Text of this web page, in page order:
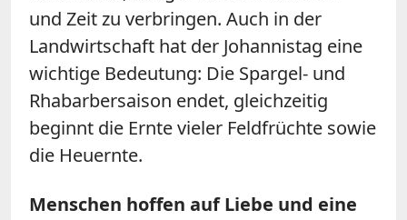
und Zeit zu verbringen. Auch in der
Landwirtschaft hat der Johannistag eine
wichtige Bedeutung: Die Spargel- und
Rhabarbersaison endet, gleichzeitig
beginnt die Ernte vieler Feldfrüchte sowie
die Heuernte.
Menschen hoffen auf Liebe und eine